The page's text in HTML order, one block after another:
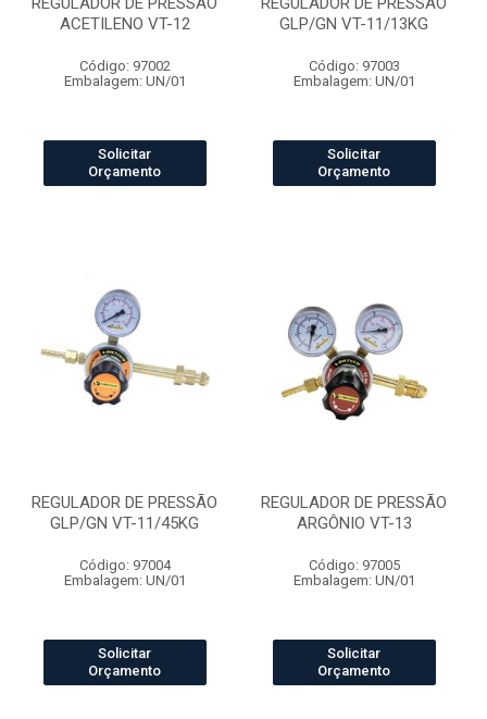
ACETILENO VT-12
Código: 97002
Embalagem: UN/01
Solicitar
Orçamento
GLP/GN VT-11/13KG
Código: 97003
Embalagem: UN/01
Solicitar
Orçamento
REGULADOR DE PRESSÃO
GLP/GN VT-11/45KG
Código: 97004
Embalagem: UN/01
Solicitar
Orçamento
REGULADOR DE PRESSÃO
ARGÔNIO VT-13
Código: 97005
Embalagem: UN/01
Solicitar
Orçamento